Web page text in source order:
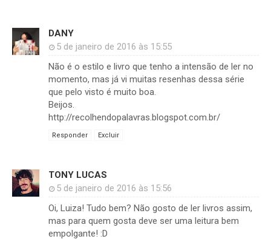
DANY
5 de janeiro de 2016 às 15:55
Não é o estilo e livro que tenho a intensão de ler no
momento, mas já vi muitas resenhas dessa série
que pelo visto é muito boa.
Beijos.
http://recolhendopalavras.blogspot.com.br/
Responder Excluir
TONY LUCAS
5 de janeiro de 2016 às 15:56
Oi, Luiza! Tudo bem? Não gosto de ler livros assim,
mas para quem gosta deve ser uma leitura bem
empolgante! :D